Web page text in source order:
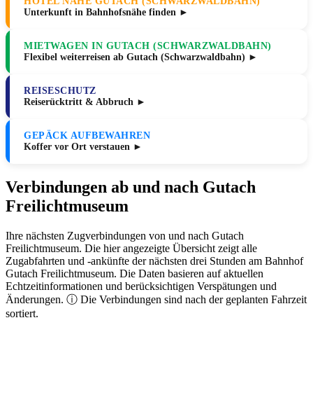
Unterkunft in Bahnhofsnähe finden ►
MIETWAGEN IN GUTACH (SCHWARZWALDBAHN)
Flexibel weiterreisen ab Gutach (Schwarzwaldbahn) ►
REISESCHUTZ
Reiserücktritt & Abbruch ►
GEPÄCK AUFBEWAHREN
Koffer vor Ort verstauen ►
Verbindungen ab und nach Gutach
Freilichtmuseum
Ihre nächsten Zugverbindungen von und nach Gutach
Freilichtmuseum. Die hier angezeigte Übersicht zeigt alle
Zugabfahrten und -ankünfte der nächsten drei Stunden am Bahnhof
Gutach Freilichtmuseum. Die Daten basieren auf aktuellen
Echtzeitinformationen und berücksichtigen Verspätungen und
Änderungen. ⓘ Die Verbindungen sind nach der geplanten Fahrzeit
sortiert.